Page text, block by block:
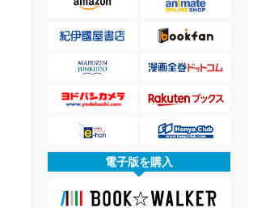
電子版を購入